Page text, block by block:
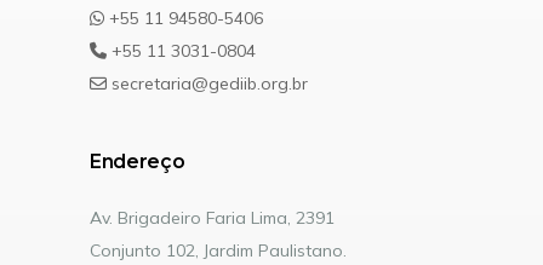
+55 11 94580-5406
+55 11 3031-0804
secretaria@gediib.org.br
Endereço
Av. Brigadeiro Faria Lima, 2391
Conjunto 102, Jardim Paulistano.